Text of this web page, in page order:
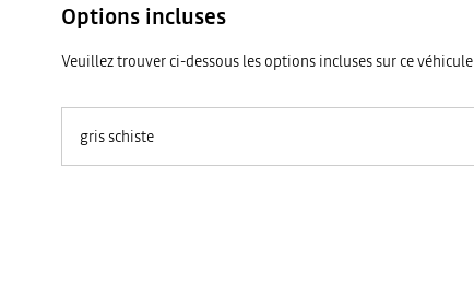
Options incluses
Veuillez trouver ci-dessous les options incluses sur ce véhicule
gris schiste